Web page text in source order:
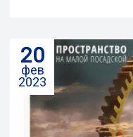
20
фев
2023